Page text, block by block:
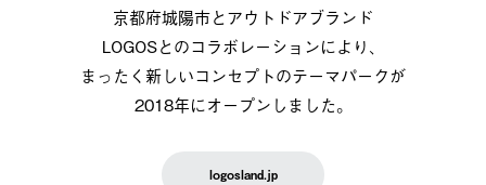
京都府城陽市とアウトドアブランド
LOGOSとのコラボレーションにより、
まったく新しいコンセプトのテーマパークが
2018年にオープンしました。
logosland.jp